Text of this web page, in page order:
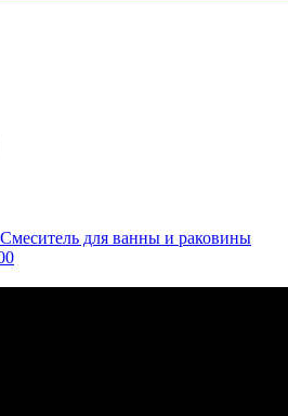
Смеситель для ванны и раковины